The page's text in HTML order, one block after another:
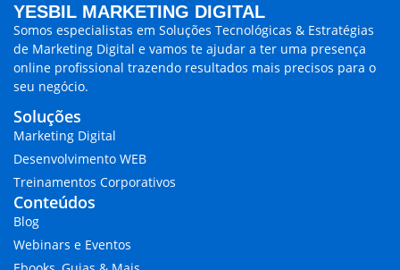
YESBIL MARKETING DIGITAL
Somos especialistas em Soluções Tecnológicas & Estratégias
de Marketing Digital e vamos te ajudar a ter uma presença
online profissional trazendo resultados mais precisos para o
seu negócio.
Soluções
Marketing Digital
Desenvolvimento WEB
Treinamentos Corporativos
Conteúdos
Blog
Webinars e Eventos